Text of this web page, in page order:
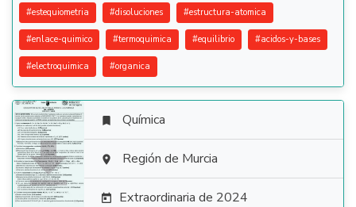
#estequiometria #disoluciones #estructura-atomica
#enlace-quimico #termoquimica #equilibrio #acidos-y-bases
#electroquimica #organica

 Química
 Región de Murcia
 Extraordinaria de 2024